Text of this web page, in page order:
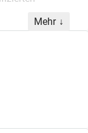
einen
Die
und
Mehr